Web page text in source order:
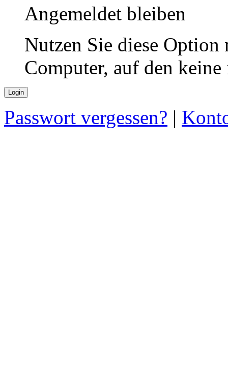
Angemeldet bleiben
Nutzen Sie diese
Computer, auf den
Passwort vergessen? |